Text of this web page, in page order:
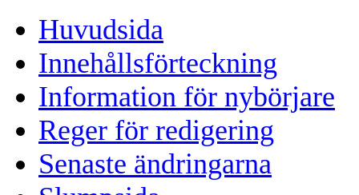
Huvudsida
Innehållsförteckning
Information för nybörjare
Reger för redigering
Senaste ändringarna